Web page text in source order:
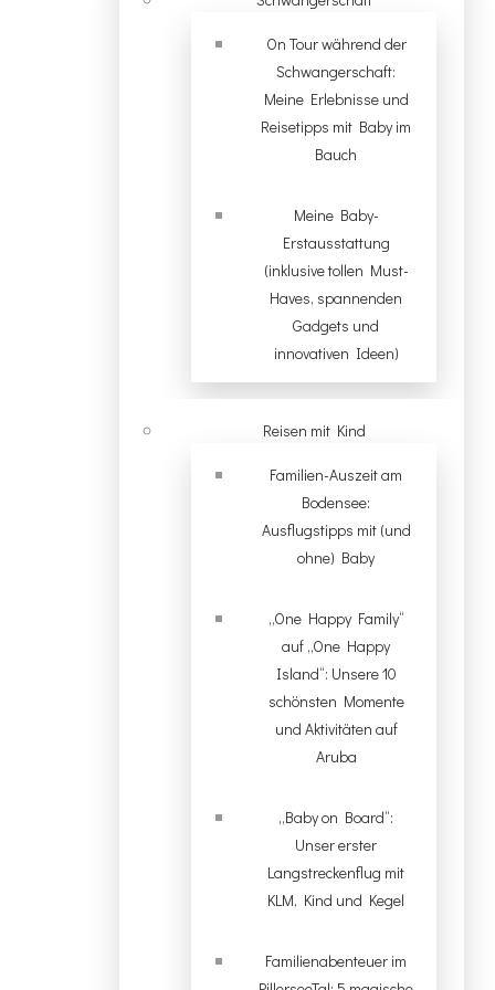
On Tour während der
Schwangerschaft:
Meine Erlebnisse und
Reisetipps mit Baby im
Bauch
Meine Baby-
Erstausstattung
(inklusive tollen Must-
Haves, spannenden
Gadgets und
innovativen Ideen)
Reisen mit Kind
Familien-Auszeit am
Bodensee:
Ausflugstipps mit (und
ohne) Baby
„One Happy Family“
auf „One Happy
Island“: Unsere 10
schönsten Momente
und Aktivitäten auf
Aruba
„Baby on Board“:
Unser erster
Langstreckenflug mit
KLM, Kind und Kegel
Familienabenteuer im